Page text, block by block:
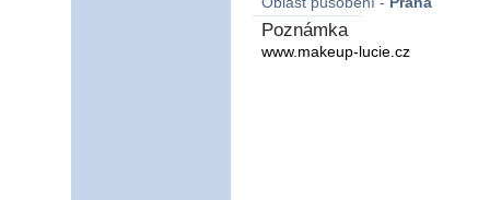
Poznámka
www.makeup-lucie.cz